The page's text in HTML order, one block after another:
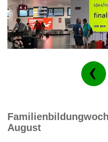
August